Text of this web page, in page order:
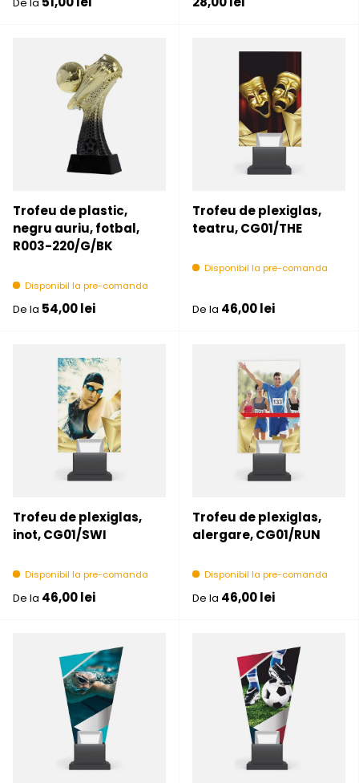
Trofeu de plastic,
negru auriu, fotbal,
R003-220/G/BK
Disponibil la pre-comanda
Pret initial
De la 54,00 lei
Trofeu de plexiglas,
teatru, CG01/THE
Disponibil la pre-comanda
Pret initial
De la 46,00 lei
Trofeu de plexiglas,
inot, CG01/SWI
Disponibil la pre-comanda
Pret initial
De la 46,00 lei
Trofeu de plexiglas,
alergare, CG01/RUN
Disponibil la pre-comanda
Pret initial
De la 46,00 lei